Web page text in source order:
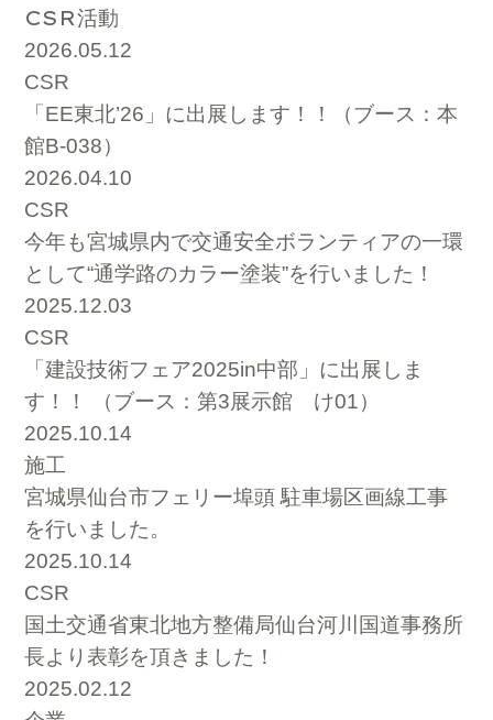
CSR活動
2026.05.12
CSR
「EE東北’26」に出展します！！（ブース：本
館B-038）
2026.04.10
CSR
今年も宮城県内で交通安全ボランティアの一環
として“通学路のカラー塗装”を行いました！
2025.12.03
CSR
「建設技術フェア2025in中部」に出展しま
す！！ （ブース：第3展示館 け01）
2025.10.14
施工
宮城県仙台市フェリー埠頭 駐車場区画線工事
を行いました。
2025.10.14
CSR
国土交通省東北地方整備局仙台河川国道事務所
長より表彰を頂きました！
2025.02.12